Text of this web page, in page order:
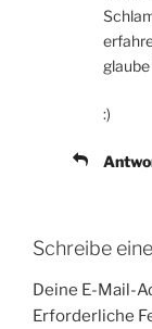
:)
Schreibe
Deine E-Mail-
Erforderliche